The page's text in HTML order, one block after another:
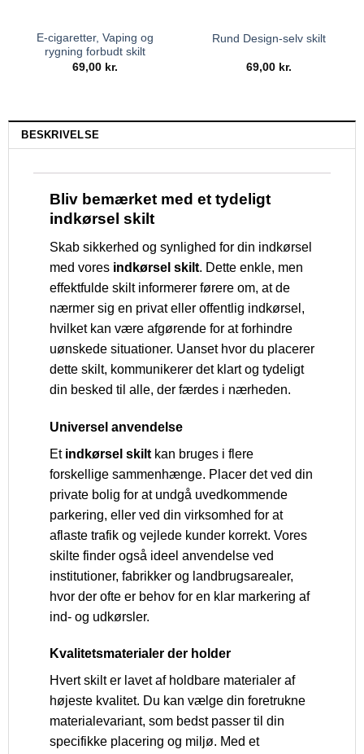
E-cigaretter, Vaping og
rygning forbudt skilt
69,00 kr.
Rund Design-selv skilt
69,00 kr.
BESKRIVELSE
Bliv bemærket med et tydeligt
indkørsel skilt
Skab sikkerhed og synlighed for din indkørsel
med vores indkørsel skilt. Dette enkle, men
effektfulde skilt informerer førere om, at de
nærmer sig en privat eller offentlig indkørsel,
hvilket kan være afgørende for at forhindre
uønskede situationer. Uanset hvor du placerer
dette skilt, kommunikerer det klart og tydeligt
din besked til alle, der færdes i nærheden.
Universel anvendelse
Et indkørsel skilt kan bruges i flere
forskellige sammenhænge. Placer det ved din
private bolig for at undgå uvedkommende
parkering, eller ved din virksomhed for at
aflaste trafik og vejlede kunder korrekt. Vores
skilte finder også ideel anvendelse ved
institutioner, fabrikker og landbrugsarealer,
hvor der ofte er behov for en klar markering af
ind- og udkørsler.
Kvalitetsmaterialer der holder
Hvert skilt er lavet af holdbare materialer af
højeste kvalitet. Du kan vælge din foretrukne
materialevariant, som bedst passer til din
specifikke placering og miljø. Med et